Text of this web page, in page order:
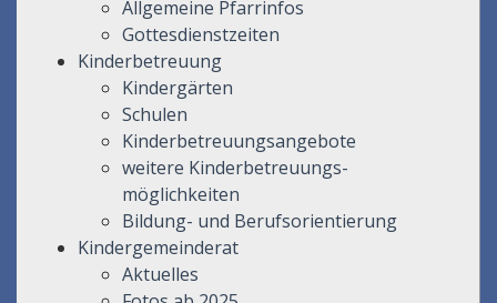
Allgemeine Pfarrinfos
Gottesdienstzeiten
Kinderbetreuung
Kindergärten
Schulen
Kinderbetreuungsangebote
weitere Kinderbetreuungs-
möglichkeiten
Bildung- und Berufsorientierung
Kindergemeinderat
Aktuelles